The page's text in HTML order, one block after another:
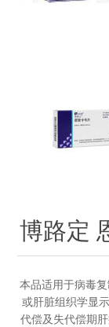
博路定
本品适用于病毒
或肝脏组织学显
代偿及失代偿期